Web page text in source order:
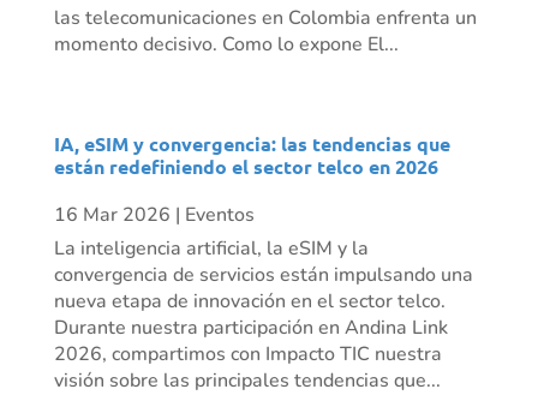
las telecomunicaciones en Colombia enfrenta un
momento decisivo. Como lo expone El...
IA, eSIM y convergencia: las tendencias que
están redefiniendo el sector telco en 2026
16 Mar 2026 | Eventos
La inteligencia artificial, la eSIM y la
convergencia de servicios están impulsando una
nueva etapa de innovación en el sector telco.
Durante nuestra participación en Andina Link
2026, compartimos con Impacto TIC nuestra
visión sobre las principales tendencias que...